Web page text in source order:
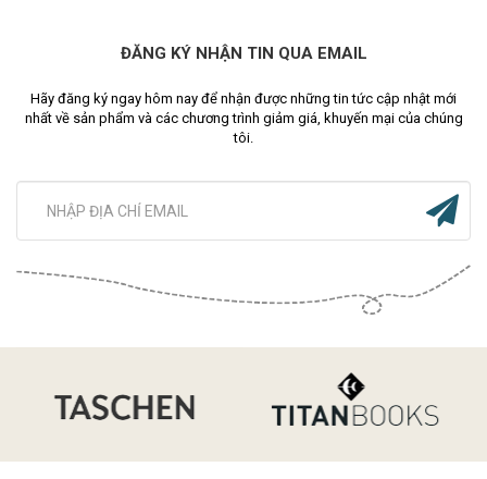
ĐĂNG KÝ NHẬN TIN QUA EMAIL
Hãy đăng ký ngay hôm nay để nhận được những tin tức cập nhật mới
nhất về sản phẩm và các chương trình giảm giá, khuyến mại của chúng
tôi.